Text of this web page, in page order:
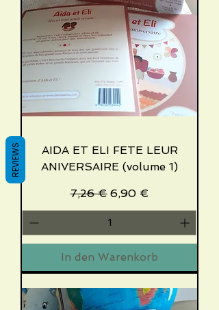
AIDA ET ELI FETE LEUR
ANIVERSAIRE (volume 1)
Standardpreis
7,26 € Sale-Preis
6,90 €
In den Warenkorb
REVIEWS